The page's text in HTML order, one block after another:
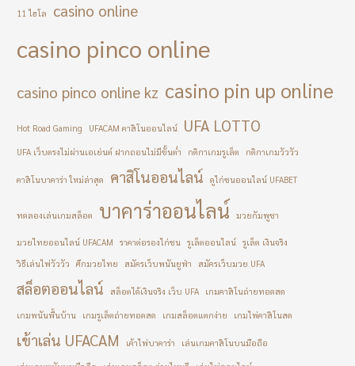
11 ไฮโล casino online
casino pinco online
casino pinco online kz casino pin up online
Hot Road Gaming UFACAM คาสิโนออนไลน์ UFA LOTTO
UFA เว็บตรงไม่ผ่านเอเย่นต์ ฝากถอนไม่มีขั้นต่ำ กติกาเกมรูเล็ต กติกาเกมวัววัว
คาสิโนบาคาร่า ใหม่ล่าสุด คาสิโนออนไลน์ ดูไก่ชนออนไลน์ UFABET
ทดลองเล่นเกมสล็อต บาคาร่าออนไลน์ มวยกัมพูชา
มวยไทยออนไลน์ UFACAM ราคาต่อรองไก่ชน รูเล็ตออนไลน์ รูเล็ต เงินจริง
วิธีเล่นไพ่วัววัว ศึกมวยไทย สมัครเว็บพนันยูฟ่า สมัครเว็บมวย UFA
สล็อตออนไลน์ สล็อตได้เงินจริง เว็บ UFA เกมคาสิโนถ่ายทอดสด
เกมพนันพื้นบ้าน เกมรูเล็ตถ่ายทอดสด เกมสล็อตแตกง่าย เกมไพ่คาสิโนสด
เข้าเล่น UFACAM เค้าไพ่บาคาร่า เล่นเกมคาสิโนบนมือถือ